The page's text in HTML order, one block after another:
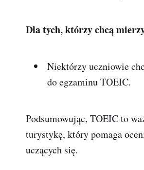
Dla tych, którzy chcą
Niektórzy uczniowie
do egzaminu TOEIC.
Podsumowując, TOEIC to
turystykę, który pomaga
uczących się.